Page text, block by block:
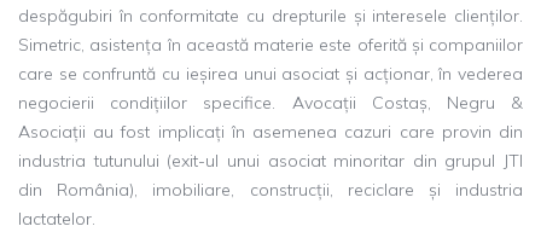
despăgubiri în conformitate cu drepturile și interesele clienților.
Simetric, asistența în această materie este oferită și companiilor
care se confruntă cu ieșirea unui asociat și acționar, în vederea
negocierii condițiilor specifice. Avocații Costaș, Negru &
Asociații au fost implicați în asemenea cazuri care provin din
industria tutunului (exit-ul unui asociat minoritar din grupul JTI
din România), imobiliare, construcții, reciclare și industria
lactatelor.